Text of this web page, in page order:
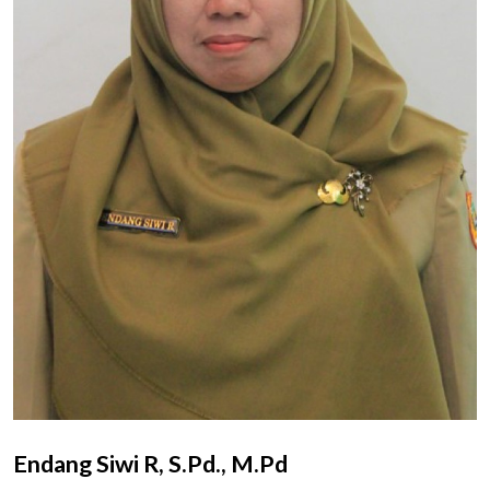
Endang Siwi R, S.Pd., M.Pd